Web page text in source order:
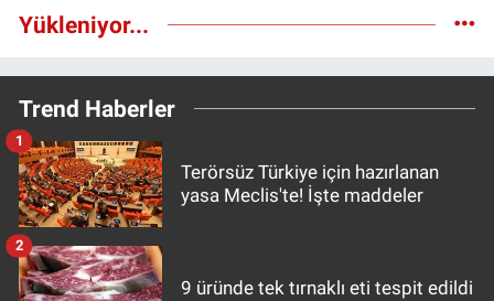
Yükleniyor...
Trend Haberler
Terörsüz Türkiye için hazırlanan
yasa Meclis'te! İşte maddeler
1
9 üründe tek tırnaklı eti tespit edildi
2